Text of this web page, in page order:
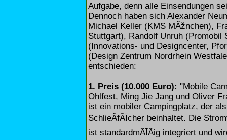
Aufgabe, denn alle Einsendungen
Dennoch haben sich Alexander
Michael Keller (KMS MÃžnchen),
Stuttgart), Randolf Unruh (Promobil
(Innovations- und Designcenter,
(Design Zentrum Nordrhein
entschieden:
1. Preis (10.000 Euro): "Mobile
Ohlfest, Ming Jie Jang und Oliver
ist ein mobiler Campingplatz, der
SchlieÃfÃĪcher beinhaltet. Die
ist standardmÃĪÃig integriert und